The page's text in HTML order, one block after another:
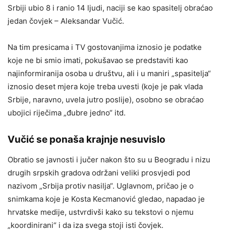
Srbiji ubio 8 i ranio 14 ljudi, naciji se kao spasitelj obraćao
jedan čovjek – Aleksandar Vučić.
Na tim presicama i TV gostovanjima iznosio je podatke
koje ne bi smio imati, pokušavao se predstaviti kao
najinformiranija osoba u društvu, ali i u maniri „spasitelja“
iznosio deset mjera koje treba uvesti (koje je pak vlada
Srbije, naravno, uvela jutro poslije), osobno se obraćao
ubojici riječima „đubre jedno“ itd.
Vučić se ponaša krajnje nesuvislo
Obratio se javnosti i jučer nakon što su u Beogradu i nizu
drugih srpskih gradova održani veliki prosvjedi pod
nazivom „Srbija protiv nasilja“. Uglavnom, pričao je o
snimkama koje je Kosta Kecmanović gledao, napadao je
hrvatske medije, ustvrdivši kako su tekstovi o njemu
„koordinirani“ i da iza svega stoji isti čovjek.